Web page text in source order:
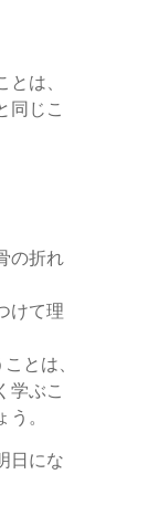
は、
同じこ
の折れ
けて理
とは、
学ぶこ
。
日にな